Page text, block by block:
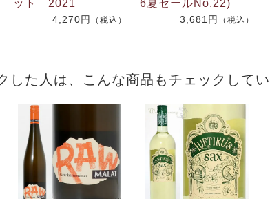
ット 2021
4,270円 （税込）
6夏セールNo.22)
3,681円 （税込）
した人は、こんな商品もチェックして